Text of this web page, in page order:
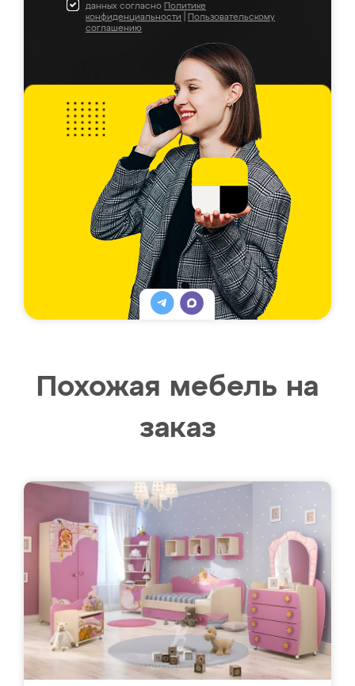
данных согласно Политике
конфиденциальности
Пользовательскому
соглашению
Похожая мебель на
заказ